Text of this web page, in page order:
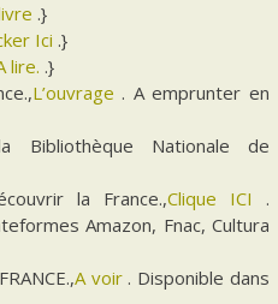
.}
Ici .}
lire. .}
L’ouvrage . A emprunter en
Bibliothèque Nationale de
la France.,Clique ICI .
Amazon, Fnac, Cultura
A voir . Disponible dans